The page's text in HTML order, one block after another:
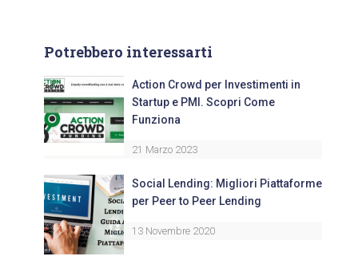
Potrebbero interessarti
Action Crowd per Investimenti in
Startup e PMI. Scopri Come
Funziona
21 Marzo 2023
Social Lending: Migliori Piattaforme
per Peer to Peer Lending
13 Novembre 2020